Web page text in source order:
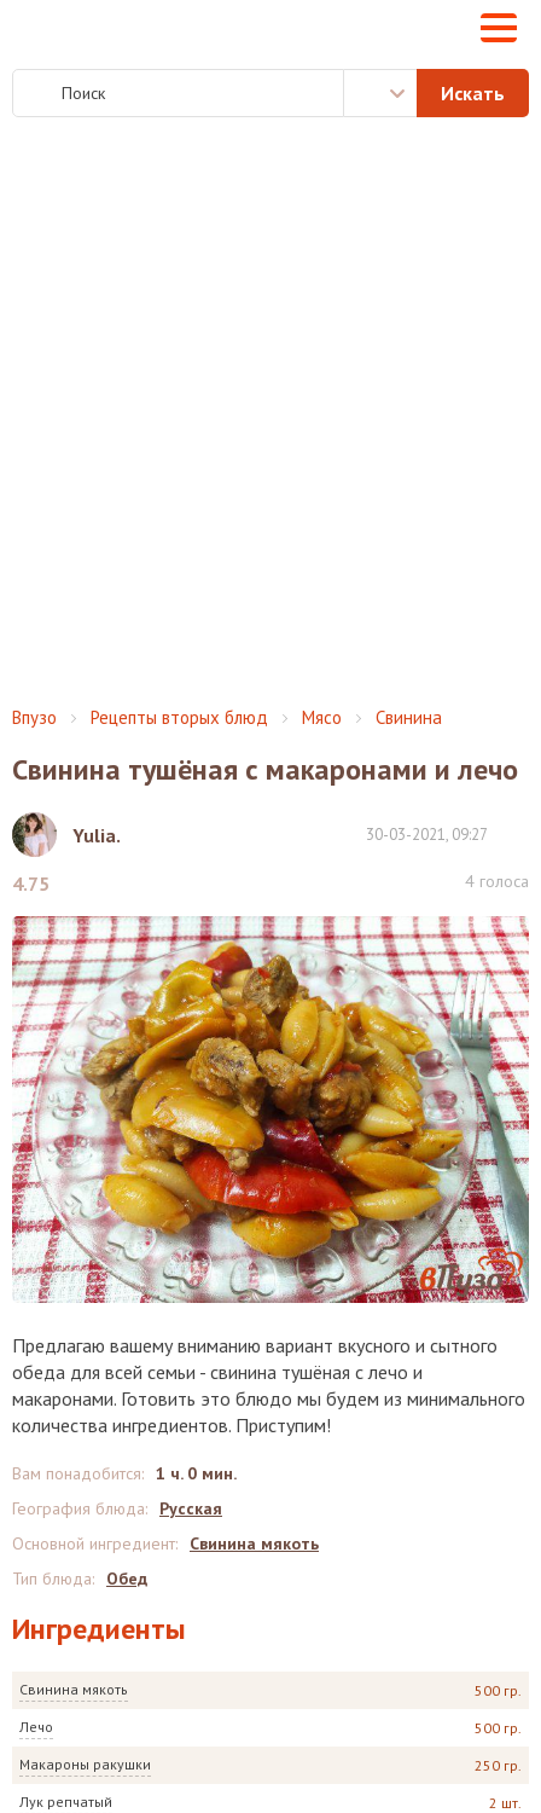
Впузо Рецепты вторых блюд Мясо Свинина
Свинина тушёная с макаронами и лечо
Yulia. 30-03-2021, 09:27
4.75 4 голоса
Предлагаю вашему вниманию вариант вкусного и сытного
обеда для всей семьи - свинина тушёная с лечо и
макаронами. Готовить это блюдо мы будем из минимального
количества ингредиентов. Приступим!
Ингредиенты
Свинина мякоть 500 гр.
Лечо 500 гр.
Макароны ракушки 250 гр.
Лук репчатый 2 шт.
Вам понадобится: 1 ч. 0 мин.
География блюда:
Русская
Основной ингредиент:
Свинина мякоть
Тип блюда: Обед